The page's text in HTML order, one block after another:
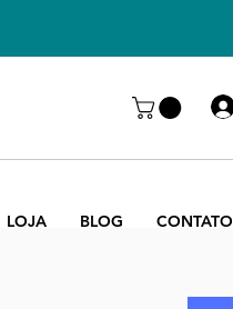
LOJA BLOG CONTATO